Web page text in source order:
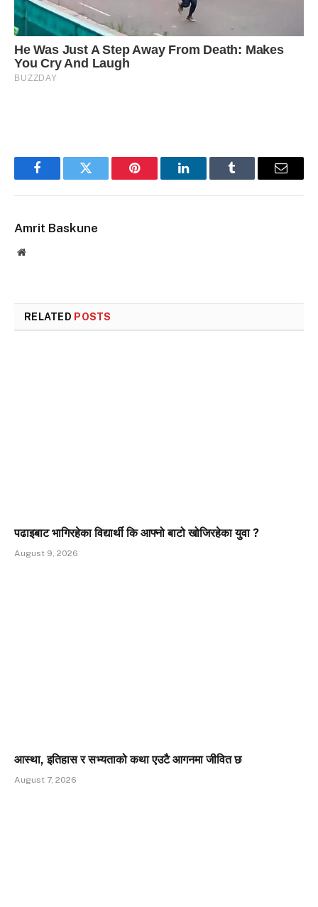
FacebookTwitter Pinterest LinkedInTumblr Email
Amrit Baskune
Website
RELATED POSTS
पढाइबाट भागिरहेका विद्यार्थी कि आफ्नो बाटो खोजिरहेका युवा ?
August 9, 2026
आस्था, इतिहास र सभ्यताको कथा एउटै आगनमा जीवित छ
August 7, 2026